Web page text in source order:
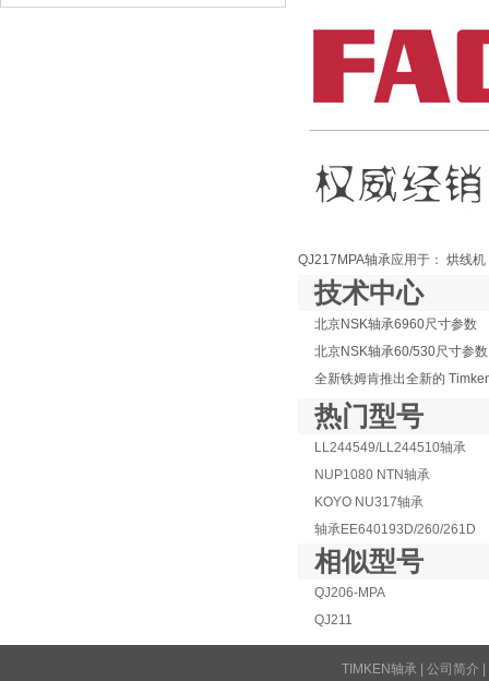
QJ217MPA轴承应用于： 烘线
技术中心
北京NSK轴承6960尺寸参数
北京NSK轴承60/530尺寸参数
热门型号
LL244549/LL244510轴承
NUP1080 NTN轴承
KOYO NU317轴承
轴承EE640193D/260/261D
相似型号
QJ206-MPA
QJ211
TIMKEN轴承 公司简介